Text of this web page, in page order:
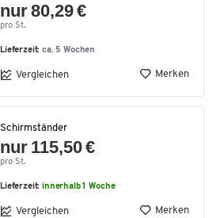
nur 80,29 €
pro St.
Lieferzeit:ca. 5 Wochen
Vergleichen Merken
Schirmständer
nur 115,50 €
pro St.
Lieferzeit:innerhalb 1 Woche
Vergleichen Merken